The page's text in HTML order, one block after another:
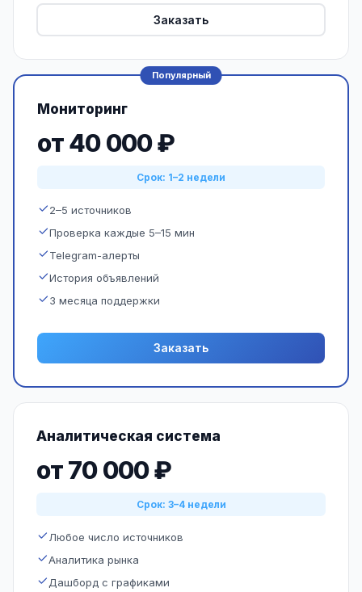
Заказать
Популярный
Мониторинг
от 40 000 ₽
Срок: 1–2 недели
2–5 источников
Проверка каждые 5–15 мин
Telegram-алерты
История объявлений
3 месяца поддержки
Заказать
Аналитическая система
от 70 000 ₽
Срок: 3–4 недели
Любое число источников
Аналитика рынка
Дашборд с графиками